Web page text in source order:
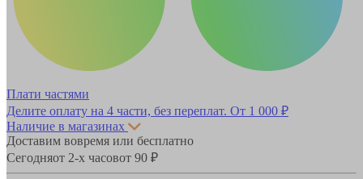
Плати частями
Делите оплату на 4 части, без переплат. От 1 000 ₽
Наличие в магазинах
Доставим вовремя или бесплатно
Сегодняот 2-х часовот 90 ₽